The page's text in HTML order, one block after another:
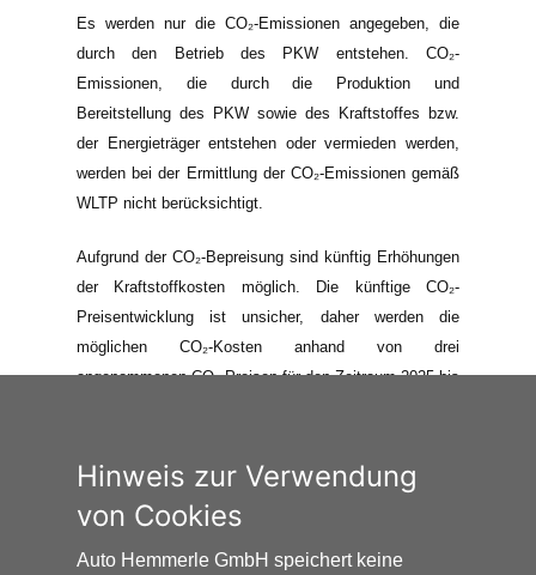
Es werden nur die CO₂-Emissionen angegeben, die
durch den Betrieb des PKW entstehen. CO₂-
Emissionen, die durch die Produktion und
Bereitstellung des PKW sowie des Kraftstoffes bzw.
der Energieträger entstehen oder vermieden werden,
werden bei der Ermittlung der CO₂-Emissionen gemäß
WLTP nicht berücksichtigt.
Aufgrund der CO₂-Bepreisung sind künftig Erhöhungen
der Kraftstoffkosten möglich. Die künftige CO₂-
Preisentwicklung ist unsicher, daher werden die
möglichen CO₂-Kosten anhand von drei
angenommenen CO₂-Preisen für den Zeitraum 2025 bis
zugrundeliegenden Modellrechnungen ausfallen. Die
CO₂-Kosten sind beim Tanken mit den Kraftstoffkosten
zu bezahlen. Weitere Informationen unter
www.alternativ-mobil.info.
Hinweis zur Verwendung
von Cookies
Auto Hemmerle GmbH speichert keine